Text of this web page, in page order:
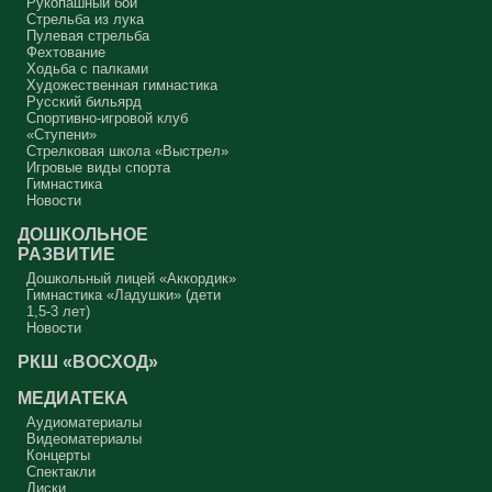
Стрельба из лука
Пулевая стрельба
Фехтование
Ходьба с палками
Художественная гимнастика
Русский бильярд
Спортивно-игровой клуб
«Ступени»
Стрелковая школа «Выстрел»
Игровые виды спорта
Гимнастика
Новости
ДОШКОЛЬНОЕ
РАЗВИТИЕ
Дошкольный лицей «Аккордик»
Гимнастика «Ладушки» (дети
1,5-3 лет)
Новости
РКШ «ВОСХОД»
МЕДИАТЕКА
Аудиоматериалы
Видеоматериалы
Концерты
Спектакли
Диски